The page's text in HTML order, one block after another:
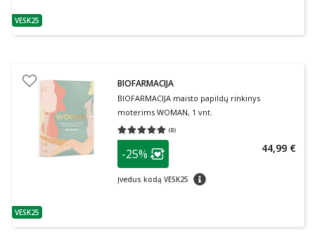
patarimas
VESK25
patarimas
VESK25
BIOFARMACIJA
BIOFARMACIJA maisto papildų rinkinys
moterims WOMAN, 1 vnt.
(8)
Vidutinis įvertinimas 5.00
patarimas
Lojalumo klubo narių nuolaida
-25%
Įvedus kodą VESK25 patarimas
44,99 €